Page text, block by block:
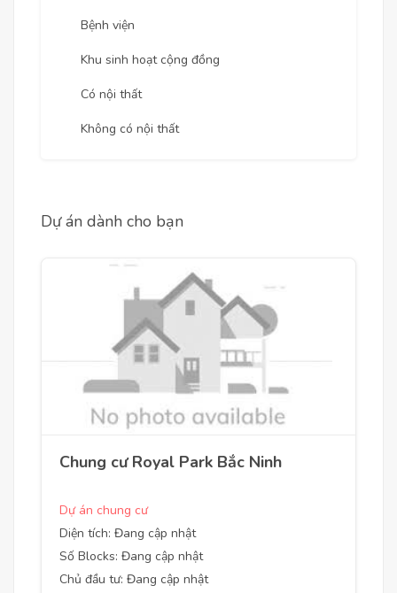
Bệnh viện
Khu sinh hoạt cộng đồng
Có nội thất
Không có nội thất
Dự án dành cho bạn
Chung cư Royal Park Bắc Ninh
Dự án chung cư
Diện tích: Đang cập nhật
Số Blocks: Đang cập nhật
Chủ đầu tư: Đang cập nhật